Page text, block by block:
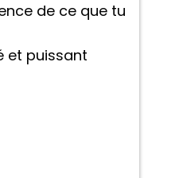
de ce que tu
et puissant